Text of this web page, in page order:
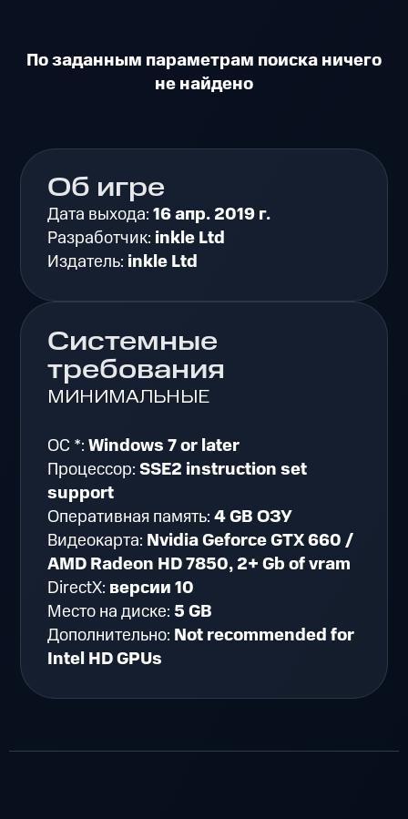
По заданным параметрам поиска ничего
не найдено
Об игре
Дата выхода:16 апр. 2019 г.
Разработчик: inkle Ltd
Издатель: inkle Ltd
Системные
требования
МИНИМАЛЬНЫЕ
ОС *:Windows 7 or later
Процессор:SSE2 instruction set
support
Оперативная память:4 GB ОЗУ
Видеокарта: Nvidia Geforce GTX 660 /
AMD Radeon HD 7850, 2+ Gb of vram
DirectX: версии 10
Место на диске:5 GB
Дополнительно: Not recommended for
Intel HD GPUs